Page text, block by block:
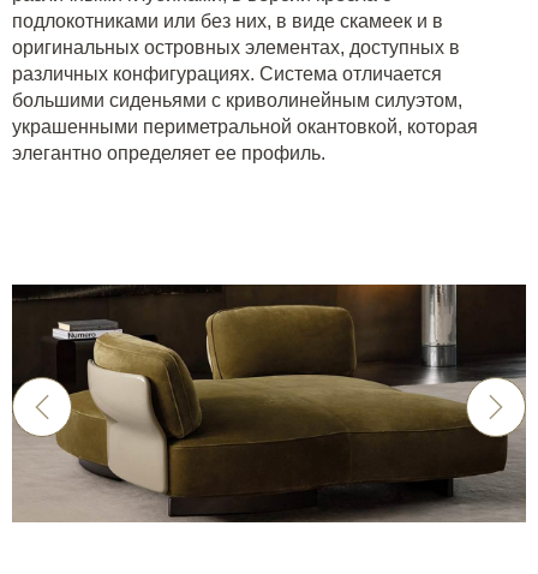
подлокотниками или без них, в виде скамеек и в
оригинальных островных элементах, доступных в
различных конфигурациях. Система отличается
большими сиденьями с криволинейным силуэтом,
украшенными периметральной окантовкой, которая
элегантно определяет ее профиль.